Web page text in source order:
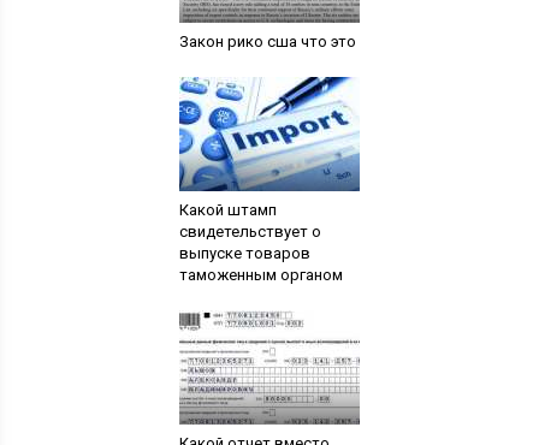
Закон рико сша что это
Какой штамп
свидетельствует о
выпуске товаров
таможенным органом